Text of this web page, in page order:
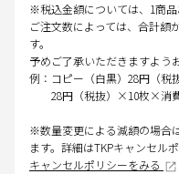
※税込金額については、1商品
ご注文数によっては、合計額
す。
予めご了承いただきますよう
例：コピー（白黒）28円（税
28円（税抜）×10枚×消
※数量変更による減額の場合
ます。詳細はTKPキャンセル
キャンセルポリシーをみる